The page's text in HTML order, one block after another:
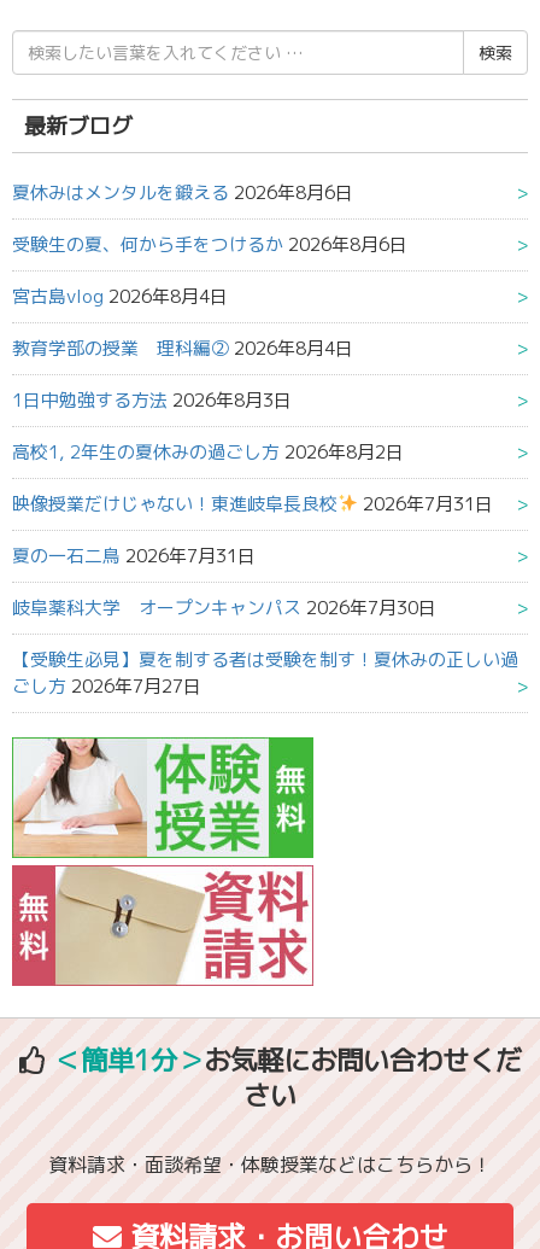
検
索
結
果:
最新ブログ
夏休みはメンタルを鍛える 2026年8月6日
受験生の夏、何から手をつけるか 2026年8月6日
宮古島vlog 2026年8月4日
教育学部の授業 理科編② 2026年8月4日
1日中勉強する方法 2026年8月3日
高校1, 2年生の夏休みの過ごし方 2026年8月2日
映像授業だけじゃない！東進岐阜長良校 2026年7月31日
夏の一石二鳥 2026年7月31日
岐阜薬科大学 オープンキャンパス 2026年7月30日
【受験生必見】夏を制する者は受験を制す！夏休みの正しい過
ごし方 2026年7月27日
＜簡単1分＞お気軽にお問い合わせくだ
さい
資料請求・面談希望・体験授業などはこちらから！
資料請求・お問い合わせ